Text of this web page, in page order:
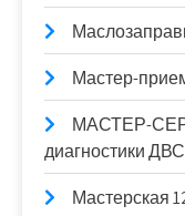
Мастер-
МАСТЕР-
диагностики ДВС
Мастерская